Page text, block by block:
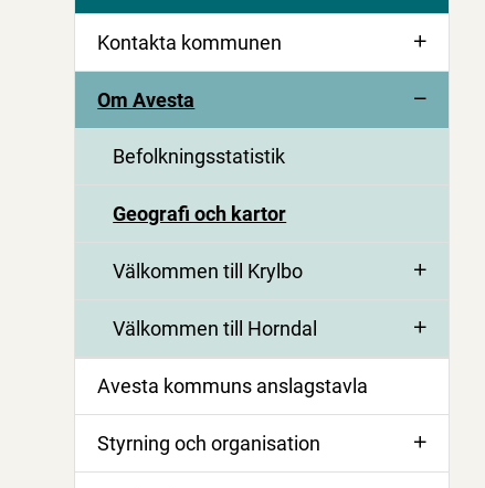
Kontakta kommunen
Om Avesta
Befolkningsstatistik
Geografi och kartor
Välkommen till Krylbo
Välkommen till Horndal
Avesta kommuns anslagstavla
Styrning och organisation